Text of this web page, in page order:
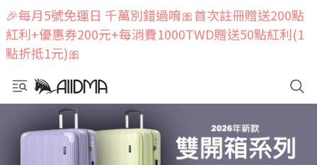
🎉每月5號免運日 千萬別錯過唷🎀首次註冊贈送200點
紅利+優惠券200元+每消費1000TWD贈送50點紅利(1
點折抵1元)🎀